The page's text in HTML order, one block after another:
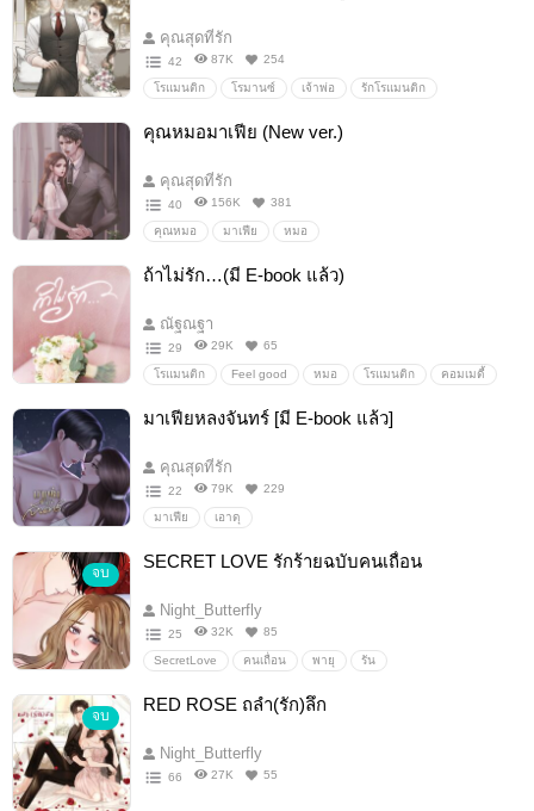
คุณสุดที่รัก
42 87K 254
โรแมนติก โรมานซ์ เจ้าพ่อ รักโรแมนติก
คลั่งรัก โรมานซ์ มาเฟีย
คุณหมอมาเฟีย (New ver.)
คุณสุดที่รัก
40 156K 381
คุณหมอ มาเฟีย หมอ
ถ้าไม่รัก…(มี E-book แล้ว)
ณัฐณฐา
29 29K 65
โรแมนติก Feel good หมอ โรแมนติก คอมเมดี้
มาเฟียหลงจันทร์ [มี E-book แล้ว]
คุณสุดที่รัก
22 79K 229
มาเฟีย เอาดุ
จบ
SECRET LOVE รักร้ายฉบับคนเถื่อน
Night_Butterfly
25 32K 85
SecretLove คนเถื่อน พายุ รัน
จบ
RED ROSE ถลำ(รัก)ลึก
Night_Butterfly
66 27K 55